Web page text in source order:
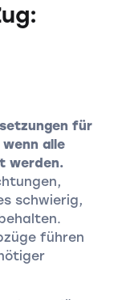
für
alle
werden.
schwierig,
führen